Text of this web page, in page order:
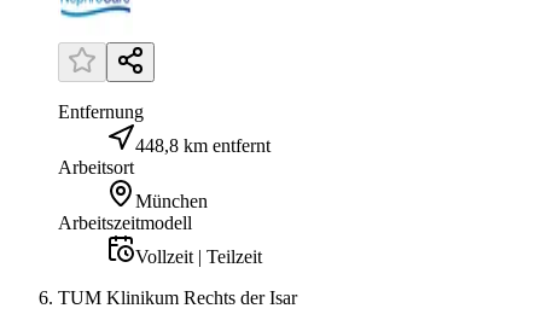
Entfernung
448,8 km entfernt
Arbeitsort
München
Arbeitszeitmodell
Vollzeit | Teilzeit
TUM Klinikum Rechts der Isar